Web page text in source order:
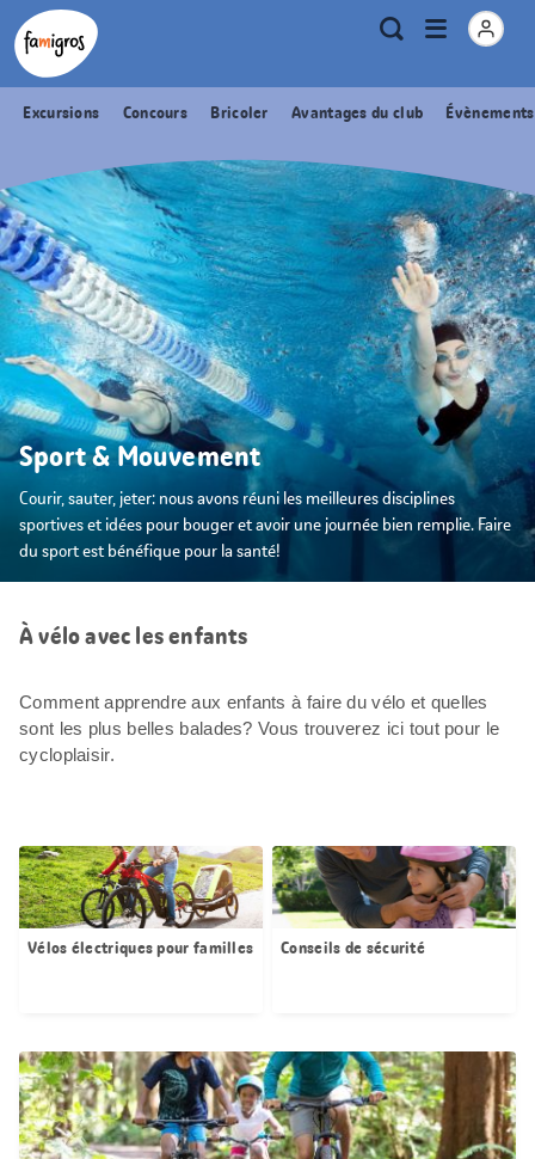
Signets
de
navigation
Header
Logo Métanavigation
RechercheOuvrir
Excursions Concours Bricoler Avantages du club
Sport & Mouvement
Courir, sauter, jeter: nous avons réuni les meilleures disciplines
sportives et idées pour bouger et avoir une journée bien remplie. Faire
du sport est bénéfique pour la santé!
À vélo avec les enfants
Comment apprendre aux enfants à faire du vélo et quelles
sont les plus belles balades? Vous trouverez ici tout pour le
cycloplaisir.
Vélos électriques pour familles Conseils de sécurité